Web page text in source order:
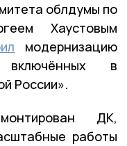
облдумы по
Хаустовым
модернизацию
включённых в
России».
ДК,
работы